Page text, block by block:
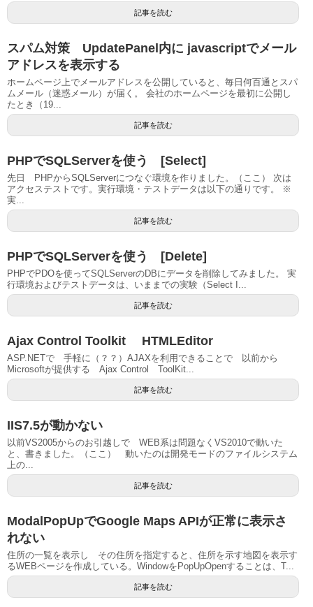
記事を読む
スパム対策 UpdatePanel内に javascriptでメール
アドレスを表示する
ホームページ上でメールアドレスを公開していると、毎日何百通とスパ
ムメール（迷惑メール）が届く。 会社のホームページを最初に公開し
たとき（19...
記事を読む
PHPでSQLServerを使う [Select]
先日 PHPからSQLServerにつなぐ環境を作りました。（ここ） 次は
アクセステストです。実行環境・テストデータは以下の通りです。 ※
実...
記事を読む
PHPでSQLServerを使う [Delete]
PHPでPDOを使ってSQLServerのDBにデータを削除してみました。 実
行環境およびテストデータは、いままでの実験（Select I...
記事を読む
Ajax Control Toolkit HTMLEditor
ASP.NETで 手軽に（？？）AJAXを利用できることで 以前から
Microsoftが提供する Ajax Control ToolKit...
記事を読む
IIS7.5が動かない
以前VS2005からのお引越しで WEB系は問題なくVS2010で動いた
と、書きました。（ここ） 動いたのは開発モードのファイルシステム
上の...
記事を読む
ModalPopUpでGoogle Maps APIが正常に表示さ
れない
住所の一覧を表示し その住所を指定すると、住所を示す地図を表示す
るWEBページを作成している。WindowをPopUpOpenすることは、T...
記事を読む